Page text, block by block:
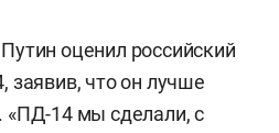
оценил российский
заявив, что он лучше
«ПД-14 мы сделали, с